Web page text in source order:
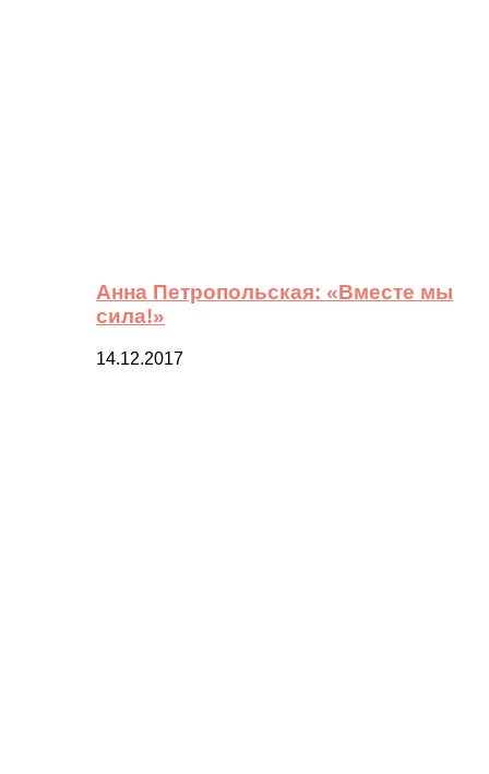
Анна Петропольская: «Вместе мы
сила!»
14.12.2017